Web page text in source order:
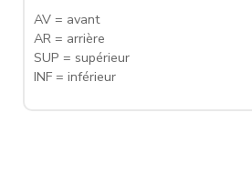
AV = avant
AR = arrière
SUP = supérieur
INF = inférieur